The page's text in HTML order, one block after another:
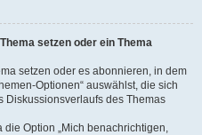
setzen oder ein Thema
setzen oder es abonnieren, in dem
Optionen“ auswählst, die sich
Diskussionsverlaufs des Themas
Option „Mich benachrichtigen,